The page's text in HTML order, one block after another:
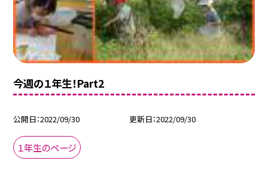
今週の１年生！Part2
公開日 2022/09/30 更新日 2022/09/30
１年生のページ